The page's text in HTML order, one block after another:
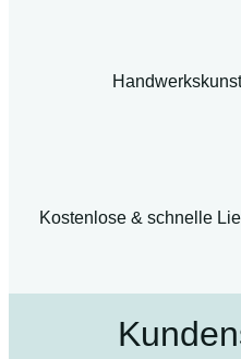
Kostenlose & schnelle